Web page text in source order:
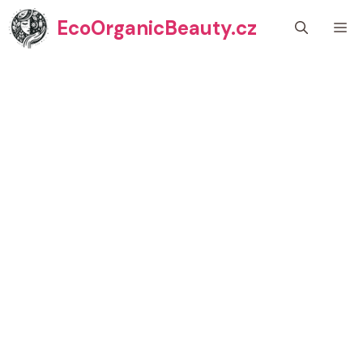
Přeskočit
na
obsah
EcoOrganicBeauty.cz